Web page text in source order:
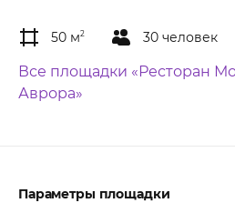
50 м2 30 человек
Все площадки «Ресторан
Аврора»
Параметры площадки